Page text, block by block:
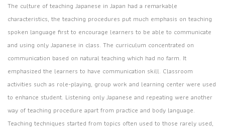
The culture of teaching Japanese in Japan had a remarkable
characteristics, the teaching procedures put much emphasis on teaching
spoken language first to encourage learners to be able to communicate
and using only Japanese in class. The curriculum concentrated on
communication based on natural teaching which had no farm. It
emphasized the learners to have communication skill. Classroom
activities such as role-playing, group work and learning center were used
to enhance student. Listening only Japanese and repeating were another
way of teaching procedure apart from practice and body language.
Teaching techniques started from topics often used to those rarely used,